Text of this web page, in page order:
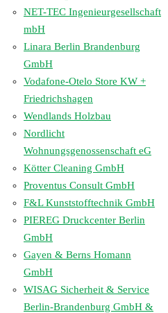
NET-TEC Ingenieurgesellschaft
mbH
Linara Berlin Brandenburg
GmbH
Vodafone-Otelo Store KW +
Friedrichshagen
Wendlands Holzbau
Nordlicht
Wohnungsgenossenschaft eG
Kötter Cleaning GmbH
Proventus Consult GmbH
F&L Kunststofftechnik GmbH
PIEREG Druckcenter Berlin
GmbH
Gayen & Berns Homann
GmbH
WISAG Sicherheit & Service
Berlin-Brandenburg GmbH &